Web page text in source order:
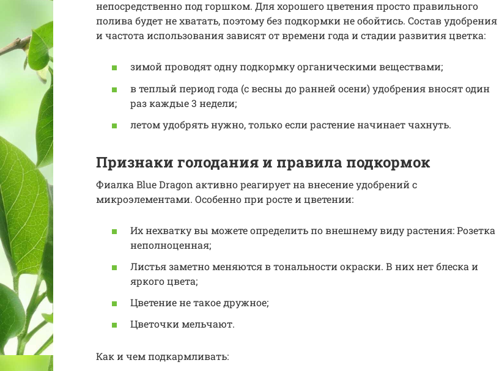
непосредственно под горшком. Для хорошего цветения просто правильного
полива будет не хватать, поэтому без подкормки не обойтись. Состав удобрения
и частота использования зависят от времени года и стадии развития цветка:
зимой проводят одну подкормку органическими веществами;
в теплый период года (с весны до ранней осени) удобрения вносят один
раз каждые 3 недели;
летом удобрять нужно, только если растение начинает чахнуть.
Признаки голодания и правила подкормок
Фиалка Blue Dragon активно реагирует на внесение удобрений с
микроэлементами. Особенно при росте и цветении:
Их нехватку вы можете определить по внешнему виду растения: Розетка
неполноценная;
Листья заметно меняются в тональности окраски. В них нет блеска и
яркого цвета;
Цветение не такое дружное;
Цветочки мельчают.
Как и чем подкармливать: